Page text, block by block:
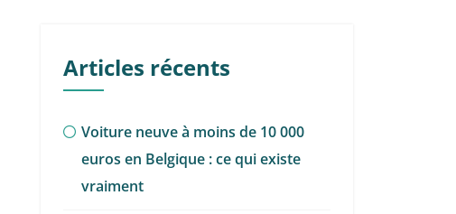
Articles récents
Voiture neuve à moins de 10 000
euros en Belgique : ce qui existe
vraiment